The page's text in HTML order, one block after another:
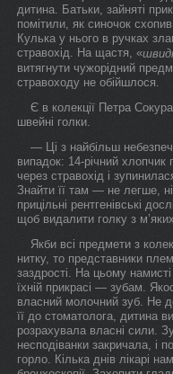
дитина. Батьки, зайняті
помітили, як синочок
Кулька у нього в ручках
стравохід. На щастя, «
витягнути чужорідний
стравоходу не обійшлося.
Є в колекції Петра
швейні голки.
— Ці з найбільш
випадок: 14-річний
через стравохід і
Знайти її там — не легше,
прицільні рентгенівські
щоб видалити голку з
Якби всі предмети з
нитку, то представники
заздрості. На цьому
їхній прикрасі — зубам.
власний молочний зуб. Не
її до стоматолога, дитина
розрахувала власні сили.
несподіванки закричала, і
горло. Кілька днів лікарі